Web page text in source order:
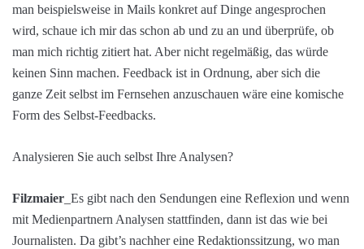
man beispielsweise in Mails konkret auf Dinge angesprochen
wird, schaue ich mir das schon ab und zu an und überprüfe, ob
man mich richtig zitiert hat. Aber nicht regelmäßig, das würde
keinen Sinn machen. Feedback ist in Ordnung, aber sich die
ganze Zeit selbst im Fernsehen anzuschauen wäre eine komische
Form des Selbst-Feedbacks.
Analysieren Sie auch selbst Ihre Analysen?
Filzmaier _Es gibt nach den Sendungen eine Reflexion und wenn
mit Medienpartnern Analysen stattfinden, dann ist das wie bei
Journalisten. Da gibt’s nachher eine Redaktionssitzung, wo man